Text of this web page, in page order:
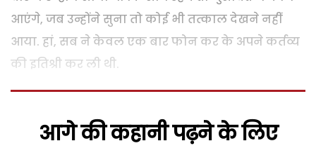
आएंगे, जब उन्होंने सुना तो कोई भी तत्काल देखने नहीं
आया. हां, सब ने केवल एक बार फोन कर के अपने कर्तव्य
की इतिश्री कर ली थी.
आगे की कहानी पढ़ने के लिए